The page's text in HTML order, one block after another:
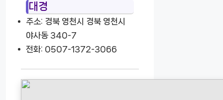
대경
주소: 경북 영천시 경북 영천시
야사동 340-7
전화: 0507-1372-3066